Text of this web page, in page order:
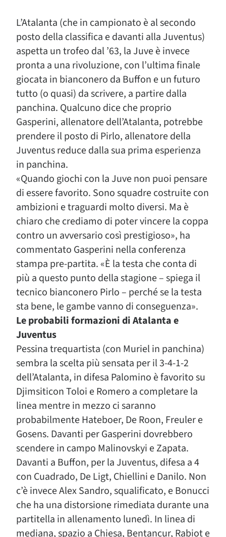
L’Atalanta (che in campionato è al secondo
posto della classifica e davanti alla Juventus)
aspetta un trofeo dal ’63, la Juve è invece
pronta a una rivoluzione, con l’ultima finale
giocata in bianconero da Buffon e un futuro
tutto (o quasi) da scrivere, a partire dalla
panchina. Qualcuno dice che proprio
Gasperini, allenatore dell’Atalanta, potrebbe
prendere il posto di Pirlo, allenatore della
Juventus reduce dalla sua prima esperienza
in panchina.
«Quando giochi con la Juve non puoi pensare
di essere favorito. Sono squadre costruite con
ambizioni e traguardi molto diversi. Ma è
chiaro che crediamo di poter vincere la coppa
contro un avversario così prestigioso», ha
commentato Gasperini nella conferenza
stampa pre-partita. «È la testa che conta di
più a questo punto della stagione – spiega il
tecnico bianconero Pirlo – perché se la testa
sta bene, le gambe vanno di conseguenza».
Le probabili formazioni di Atalanta e
Juventus
Pessina trequartista (con Muriel in panchina)
sembra la scelta più sensata per il 3-4-1-2
dell’Atalanta, in difesa Palomino è favorito su
Djimsiticon Toloi e Romero a completare la
linea mentre in mezzo ci saranno
probabilmente Hateboer, De Roon, Freuler e
Gosens. Davanti per Gasperini dovrebbero
scendere in campo Malinovskyi e Zapata.
Davanti a Buffon, per la Juventus, difesa a 4
con Cuadrado, De Ligt, Chiellini e Danilo. Non
c’è invece Alex Sandro, squalificato, e Bonucci
che ha una distorsione rimediata durante una
partitella in allenamento lunedì. In linea di
mediana, spazio a Chiesa, Bentancur, Rabiot e